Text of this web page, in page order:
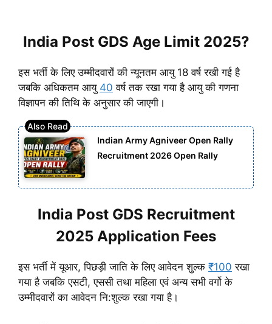
India Post GDS Age Limit 2025?
इस भर्ती के लिए उम्मीदवारों की न्यूनतम आयु 18 वर्ष रखी गई है
जबकि अधिकतम आयु 40 वर्ष तक रखा गया है आयु की गणना
विज्ञापन की तिथि के अनुसार की जाएगी।
Indian Army Agniveer Open Rally
Recruitment 2026 Open Rally
India Post GDS Recruitment
2025 Application Fees
इस भर्ती में यूआर, पिछड़ी जाति के लिए आवेदन शुल्क ₹100 रखा
गया है जबकि एसटी, एससी तथा महिला एवं अन्य सभी वर्गो के
उम्मीदवारों का आवेदन नि:शुल्क रखा गया है।